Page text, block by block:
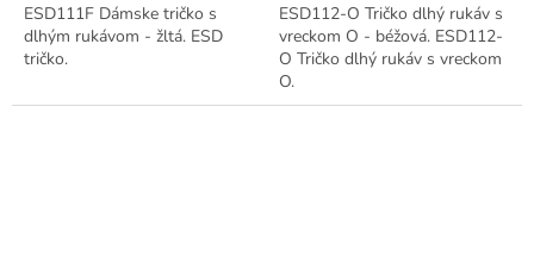
ESD111F Dámske tričko s
dlhým rukávom - žltá. ESD
tričko.
ESD112-O Tričko dlhý rukáv s
vreckom O - béžová. ESD112-
O Tričko dlhý rukáv s vreckom
O.